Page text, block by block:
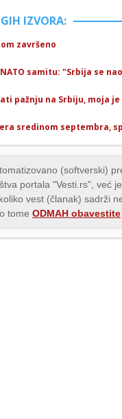
IZVORA:
završeno
samitu: "Srbija se
pažnju na Srbiju, moja
sredinom septembra,
(softverski)
portala "Vesti.rs", već
vest (članak) sadrži
tome ODMAH obavestite